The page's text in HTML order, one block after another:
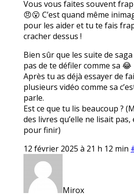
Vous vous faites souvent
😠😮 C’est quand même
pour les aider et tu te fais
cracher dessus !
Bien sûr que les suite de saga
pas de te défiler comme sa 😂
Après tu as déjà essayer de
plusieurs vidéo comme sa
parle.
Est ce que tu lis beaucoup ?
des livres qu’elle ne lisait
pour finir)
12 février 2025 à 21 h 12 min
Mirox